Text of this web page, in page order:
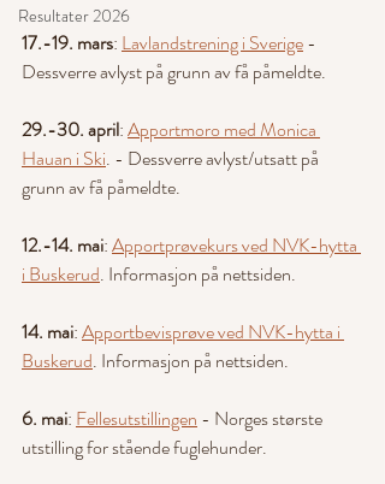
Resultater 2026
17.-19. mars: Lavlandstrening i Sverige -
Dessverre avlyst på grunn av få påmeldte.
29.-30. april: Apportmoro med Monica
Hauan i Ski. - Dessverre avlyst/utsatt på
grunn av få påmeldte.
12.-14. mai: Apportprøvekurs ved NVK-hytta
i Buskerud. Informasjon på nettsiden.
14. mai: Apportbevisprøve ved NVK-hytta i
Buskerud. Informasjon på nettsiden.
6. mai: Fellesutstillingen - Norges største
utstilling for stående fuglehunder.